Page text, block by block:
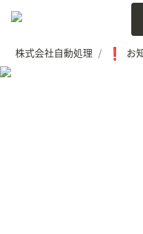
株式会社自動処理 / ❗ お